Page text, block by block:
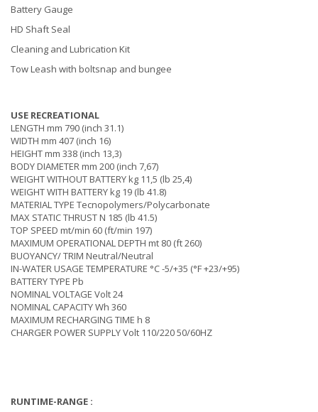
Battery Gauge
HD Shaft Seal
Cleaning and Lubrication Kit
Tow Leash with boltsnap and bungee
USE RECREATIONAL
LENGTH mm 790 (inch 31.1)
WIDTH mm 407 (inch 16)
HEIGHT mm 338 (inch 13,3)
BODY DIAMETER mm 200 (inch 7,67)
WEIGHT WITHOUT BATTERY kg 11,5 (lb 25,4)
WEIGHT WITH BATTERY kg 19 (lb 41.8)
MATERIAL TYPE Tecnopolymers/Polycarbonate
MAX STATIC THRUST N 185 (lb 41.5)
TOP SPEED mt/min 60 (ft/min 197)
MAXIMUM OPERATIONAL DEPTH mt 80 (ft 260)
BUOYANCY/ TRIM Neutral/Neutral
IN-WATER USAGE TEMPERATURE °C -5/+35 (°F +23/+95)
BATTERY TYPE Pb
NOMINAL VOLTAGE Volt 24
NOMINAL CAPACITY Wh 360
MAXIMUM RECHARGING TIME h 8
CHARGER POWER SUPPLY Volt 110/220 50/60HZ
RUNTIME-RANGE :